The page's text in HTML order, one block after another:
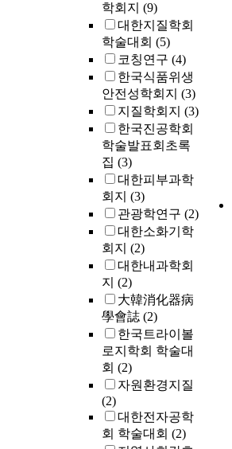
학회지 (9)
대한지질학회
학술대회 (5)
코칭연구 (4)
한국식품위생
안전성학회지 (3)
지질학회지 (3)
한국진공학회
학술발표회초록
집 (3)
대한피부과학
회지 (3)
관광학연구 (2)
대한소화기학
회지 (2)
대한내과학회
지 (2)
大韓消化器病
學會誌 (2)
한국트라이볼
로지학회 학술대
회 (2)
자원환경지질
(2)
대한전자공학
회 학술대회 (2)